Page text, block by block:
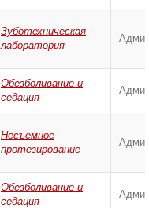
Зуботехническая
лаборатория
Обезболивание и
седация
Несъемное
протезирование
Обезболивание и
седация